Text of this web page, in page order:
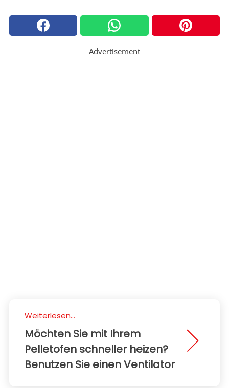
Advertisement
Weiterlesen...
Möchten Sie mit Ihrem
Pelletofen schneller heizen?
Benutzen Sie einen Ventilator